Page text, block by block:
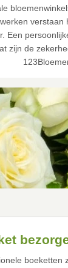
verstaan
Een
zijn de
boeketten